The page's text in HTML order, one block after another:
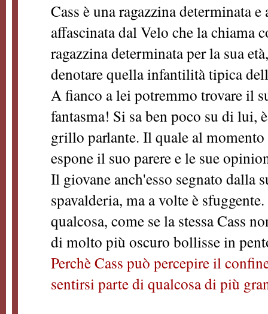
Cass è una ragazzina determinata
affascinata dal Velo che la chiama
ragazzina determinata per la sua
denotare quella infantilità tipica
A fianco a lei potremmo trovare il
fantasma! Si sa ben poco su di lui,
grillo parlante. Il quale al
espone il suo parere e le sue
Il giovane anch'esso segnato dalla
spavalderia, ma a volte è
qualcosa, come se la stessa Cass
di molto più oscuro bollisse in
Perchè Cass può percepire il
sentirsi parte di qualcosa di più